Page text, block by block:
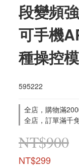
段變頻
可手機
種操控
595222
全店，購物滿
全店，訂單滿千
NT$900
NT$299